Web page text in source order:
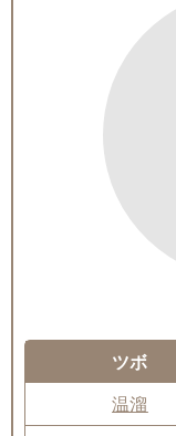
ツボ
温溜